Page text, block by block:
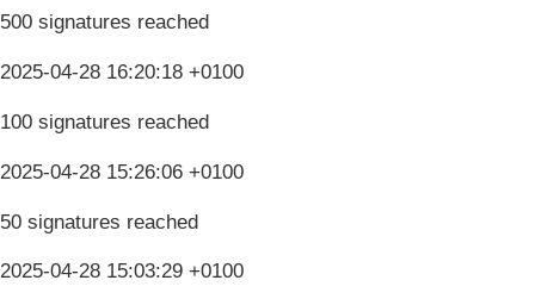
500 signatures reached
2025-04-28 16:20:18 +0100
100 signatures reached
2025-04-28 15:26:06 +0100
50 signatures reached
2025-04-28 15:03:29 +0100